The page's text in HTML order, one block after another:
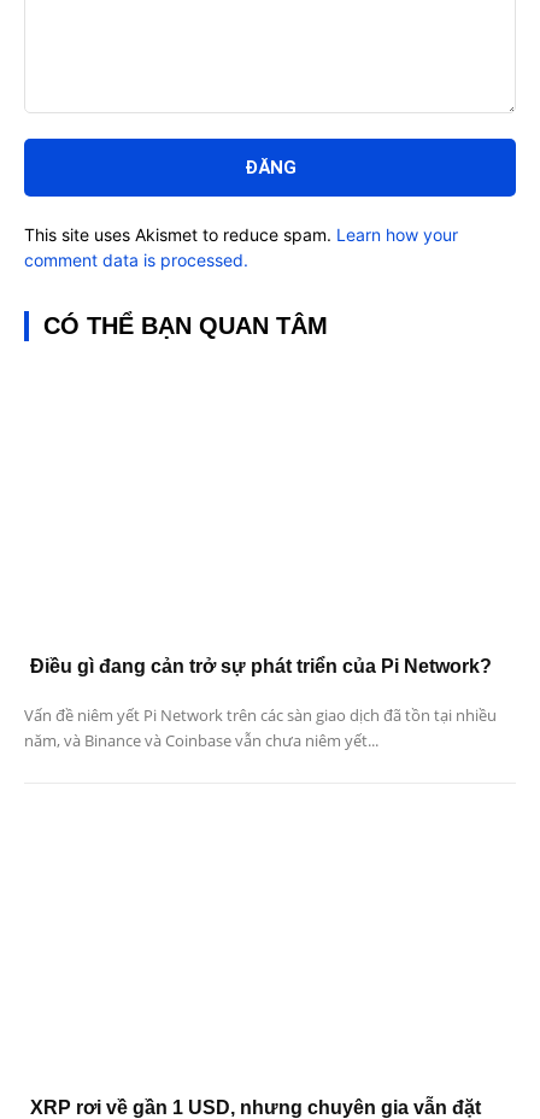
luận:
This site uses Akismet to reduce spam. Learn how your
comment data is processed.
CÓ THỂ BẠN QUAN TÂM
Điều gì đang cản trở sự phát triển của Pi Network?
Vấn đề niêm yết Pi Network trên các sàn giao dịch đã tồn tại nhiều
năm, và Binance và Coinbase vẫn chưa niêm yết...
XRP rơi về gần 1 USD, nhưng chuyên gia vẫn đặt